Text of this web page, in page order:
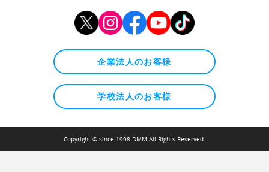
企業法人のお客様
学校法人のお客様
Copyright © since 1998 DMM All Rights Reserved.